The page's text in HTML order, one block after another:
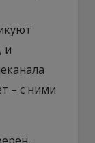
и
– с ними